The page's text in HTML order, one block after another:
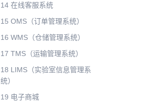
14 在线客服系统
15 OMS（订单管理系统）
16 WMS（仓储管理系统）
17 TMS（运输管理系统）
18 LIMS（实验室信息管理系
统）
19 电子商城